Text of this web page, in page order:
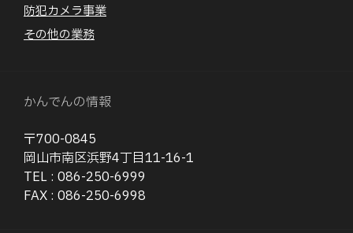
防犯カメラ事業
その他の業務
かんでんの情報
〒700-0845
岡山市南区浜野4丁目11-16-1
TEL : 086-250-6999
FAX : 086-250-6998